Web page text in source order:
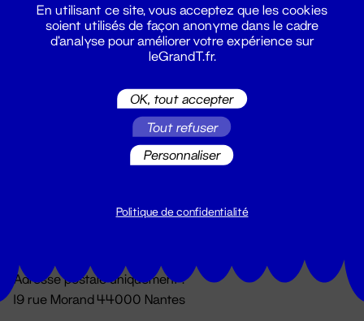
Du lundi au vendredi 14h → 18h
Adresse postale uniquement :
19 rue Morand 44000 Nantes
En utilisant ce site, vous acceptez que les cookies
soient utilisés de façon anonyme dans le cadre
d'analyse pour améliorer votre expérience sur
leGrandT.fr.
OK, tout accepter
Tout refuser
Personnaliser
Politique de confidentialité